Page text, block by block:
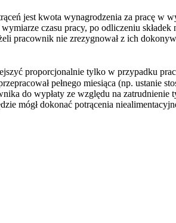
jest kwota wynagrodzenia za pracę w
czasu pracy, po odliczeniu
pracownik nie zrezygnował z ich
proporcjonalnie tylko w przypadku
pełnego miesiąca (np.
do wypłaty ze względu na
mógł dokonać potrącenia